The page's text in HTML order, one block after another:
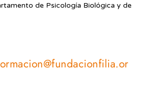
de Psicología Biológica y de